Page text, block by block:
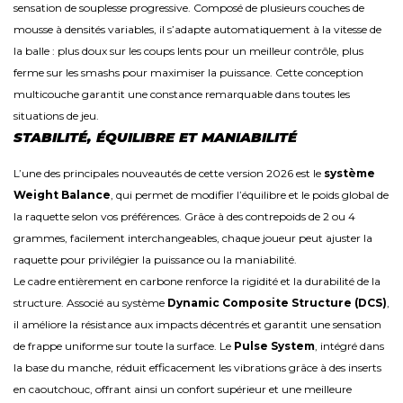
sensation de souplesse progressive. Composé de plusieurs couches de
mousse à densités variables, il s’adapte automatiquement à la vitesse de
la balle : plus doux sur les coups lents pour un meilleur contrôle, plus
ferme sur les smashs pour maximiser la puissance. Cette conception
multicouche garantit une constance remarquable dans toutes les
situations de jeu.
STABILITÉ, ÉQUILIBRE ET MANIABILITÉ
L’une des principales nouveautés de cette version 2026 est le système
Weight Balance, qui permet de modifier l’équilibre et le poids global de
la raquette selon vos préférences. Grâce à des contrepoids de 2 ou 4
grammes, facilement interchangeables, chaque joueur peut ajuster la
raquette pour privilégier la puissance ou la maniabilité.
Le cadre entièrement en carbone renforce la rigidité et la durabilité de la
structure. Associé au système Dynamic Composite Structure (DCS),
il améliore la résistance aux impacts décentrés et garantit une sensation
de frappe uniforme sur toute la surface. Le Pulse System, intégré dans
la base du manche, réduit efficacement les vibrations grâce à des inserts
en caoutchouc, offrant ainsi un confort supérieur et une meilleure